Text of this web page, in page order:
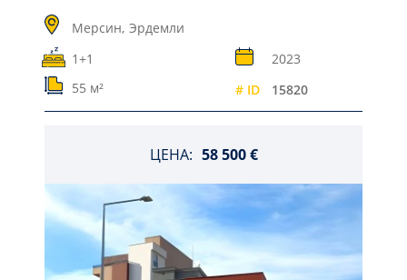
Мерсин, Эрдемли
1+1
2023
55 м²
# ID 15820
ЦЕНА: 58 500 €